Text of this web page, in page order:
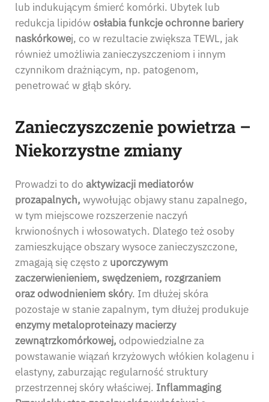
lub indukującym śmierć komórki. Ubytek lub
redukcja lipidów osłabia funkcje ochronne bariery
naskórkowej, co w rezultacie zwiększa TEWL, jak
również umożliwia zanieczyszczeniom i innym
czynnikom drażniącym, np. patogenom,
penetrować w głąb skóry.
Zanieczyszczenie powietrza –
Niekorzystne zmiany
Prowadzi to do aktywizacji mediatorów
prozapalnych, wywołując objawy stanu zapalnego,
w tym miejscowe rozszerzenie naczyń
krwionośnych i włosowatych. Dlatego też osoby
zamieszkujące obszary wysoce zanieczyszczone,
zmagają się często z uporczywym
zaczerwienieniem, swędzeniem, rozgrzaniem
oraz odwodnieniem skóry. Im dłużej skóra
pozostaje w stanie zapalnym, tym dłużej produkuje
enzymy metaloproteinazy macierzy
zewnątrzkomórkowej, odpowiedzialne za
powstawanie wiązań krzyżowych włókien kolagenu i
elastyny, zaburzając regularność struktury
przestrzennej skóry właściwej. Inflammaging